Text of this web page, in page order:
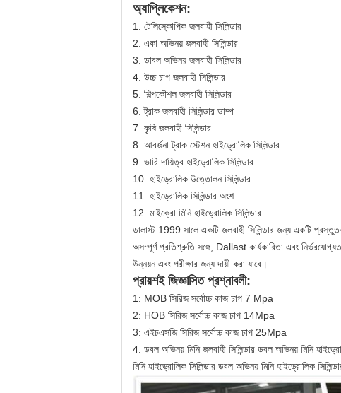
অ্যাপ্লিকেশন:
1. টেলিস্কোপিক জলবাহী সিলিন্ডার
2. একা অভিনয় জলবাহী সিলিন্ডার
3. ডাবল অভিনয় জলবাহী সিলিন্ডার
4. উচ্চ চাপ জলবাহী সিলিন্ডার
5. শিল্পকৌশল জলবাহী সিলিন্ডার
6. ট্রাক জলবাহী সিলিন্ডার ডাম্প
7. কৃষি জলবাহী সিলিন্ডার
8. আবর্জনা ট্রাক স্টেশন হাইড্রোলিক সিলিন্ডার
9. ভারি দায়িত্ব হাইড্রোলিক সিলিন্ডার
10. হাইড্রোলিক উত্তোলন সিলিন্ডার
11. হাইড্রোলিক সিলিন্ডার অংশ
12. মাইক্রো মিনি হাইড্রোলিক সিলিন্ডার
ডালাস্ট 1999 সালে একটি জলবাহী সিলিন্ডার জন্য একটি
অসম্পূর্ণ প্রতিশ্রুতি সঙ্গে, Dallast কার্যকারিতা এবং
উন্নয়ন এবং পরীক্ষার জন্য দায়ী করা যাবে।
প্রায়শই জিজ্ঞাসিত প্রশ্নাবলী:
1: MOB সিরিজ সর্বোচ্চ কাজ চাপ 7 Mpa
2: HOB সিরিজ সর্বোচ্চ কাজ চাপ 14Mpa
3: এইচএসজি সিরিজ সর্বোচ্চ কাজ চাপ 25Mpa
4: ডবল অভিনয় মিনি জলবাহী সিলিন্ডার ডবল অভিনয় মিনি
মিনি হাইড্রোলিক সিলিন্ডার ডবল অভিনয় মিনি হাইড্রোলিক